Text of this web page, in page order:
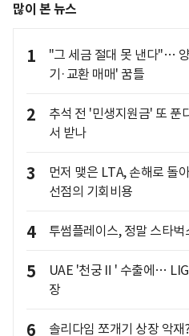
많이 본 뉴스
1
"그 세금 절대 못 낸다"…
기·교환 매매' 꿈틀
2
추석 전 '민생지원금' 또
서 받나
3
먼저 맺은 LTA, 손해로 돌
선점의 기회비용
4 투썸플레이스, 정말 스타벅
5
UAE '천궁Ⅱ' 수출에… LIG
장
6 솔리다임 쪼개기 상장 악